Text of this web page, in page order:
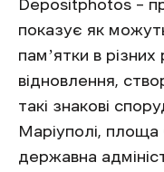
Depositphotos –
показує як
памʼятки в різних
відновлення,
такі знакові
Маріуполі,
державна